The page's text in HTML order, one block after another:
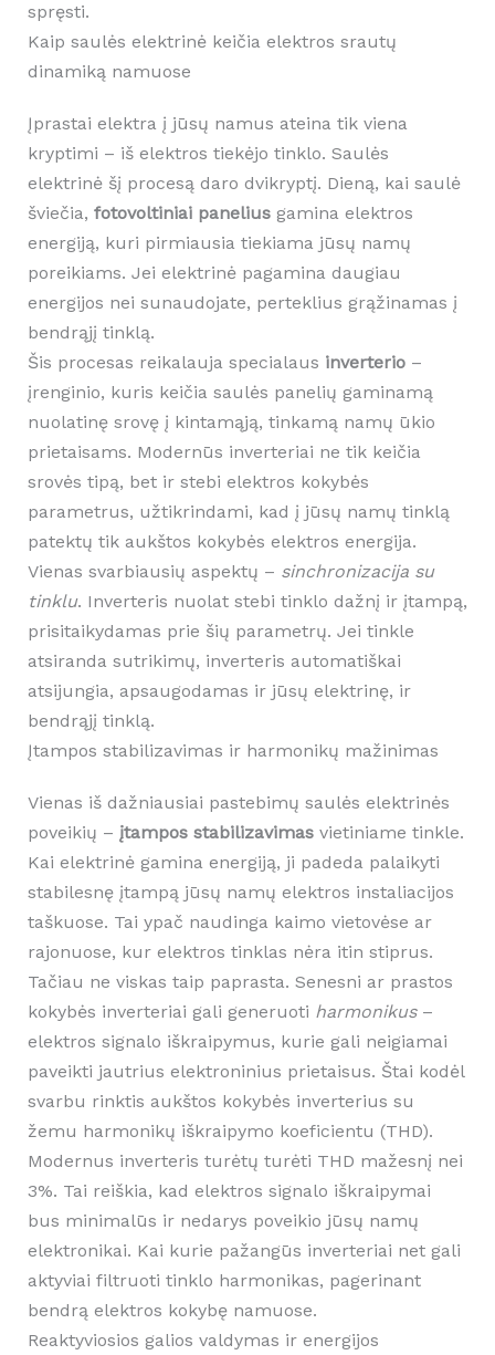
spręsti.
Kaip saulės elektrinė keičia elektros srautų
dinamiką namuose
Įprastai elektra į jūsų namus ateina tik viena
kryptimi – iš elektros tiekėjo tinklo. Saulės
elektrinė šį procesą daro dvikryptį. Dieną, kai saulė
šviečia, fotovoltiniai paneliusgamina elektros
energiją, kuri pirmiausia tiekiama jūsų namų
poreikiams. Jei elektrinė pagamina daugiau
energijos nei sunaudojate, perteklius grąžinamas į
bendrąjį tinklą.
Šis procesas reikalauja specialaus inverterio–
įrenginio, kuris keičia saulės panelių gaminamą
nuolatinę srovę į kintamąją, tinkamą namų ūkio
prietaisams. Modernūs inverteriai ne tik keičia
srovės tipą, bet ir stebi elektros kokybės
parametrus, užtikrindami, kad į jūsų namų tinklą
patektų tik aukštos kokybės elektros energija.
Vienas svarbiausių aspektų – sinchronizacija su
tinklu. Inverteris nuolat stebi tinklo dažnį ir įtampą,
prisitaikydamas prie šių parametrų. Jei tinkle
atsiranda sutrikimų, inverteris automatiškai
atsijungia, apsaugodamas ir jūsų elektrinę, ir
bendrąjį tinklą.
Įtampos stabilizavimas ir harmonikų mažinimas
Vienas iš dažniausiai pastebimų saulės elektrinės
poveikių – įtampos stabilizavimasvietiniame tinkle.
Kai elektrinė gamina energiją, ji padeda palaikyti
stabilesnę įtampą jūsų namų elektros instaliacijos
taškuose. Tai ypač naudinga kaimo vietovėse ar
rajonuose, kur elektros tinklas nėra itin stiprus.
Tačiau ne viskas taip paprasta. Senesni ar prastos
kokybės inverteriai gali generuoti harmonikus–
elektros signalo iškraipymus, kurie gali neigiamai
paveikti jautrius elektroninius prietaisus. Štai kodėl
svarbu rinktis aukštos kokybės inverterius su
žemu harmonikų iškraipymo koeficientu (THD).
Modernus inverteris turėtų turėti THD mažesnį nei
3%. Tai reiškia, kad elektros signalo iškraipymai
bus minimalūs ir nedarys poveikio jūsų namų
elektronikai. Kai kurie pažangūs inverteriai net gali
aktyviai filtruoti tinklo harmonikas, pagerinant
bendrą elektros kokybę namuose.
Reaktyviosios galios valdymas ir energijos